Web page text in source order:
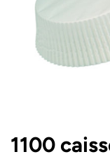
1100